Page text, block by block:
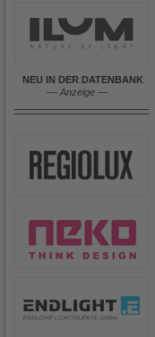
NEU IN DER DATENBANK
–– Anzeige ––